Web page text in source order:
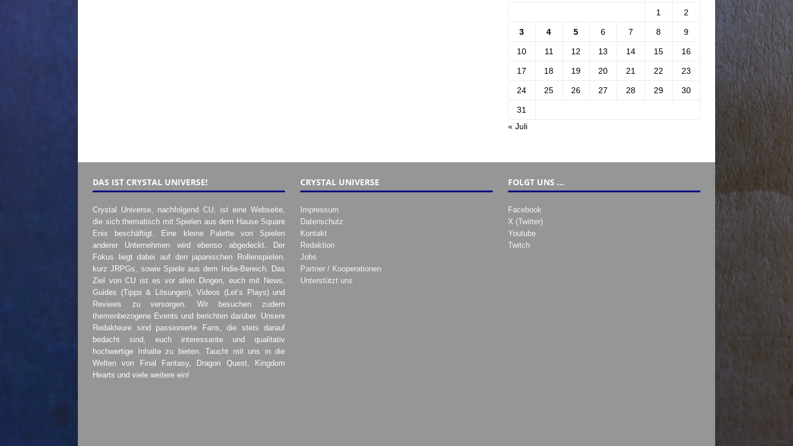
1 2
3 4 5 6 7 8 9
10 11 12 13 14 15 16
17 18 19 20 21 22 23
24 25 26 27 28 29 30
31
« Juli
DAS IST CRYSTAL UNIVERSE!
Crystal Universe, nachfolgend CU, ist eine Webseite,
die sich thematisch mit Spielen aus dem Hause Square
Enix beschäftigt. Eine kleine Palette von Spielen
anderer Unternehmen wird ebenso abgedeckt. Der
Fokus liegt dabei auf den japanischen Rollenspielen,
kurz JRPGs, sowie Spiele aus dem Indie-Bereich. Das
Ziel von CU ist es vor allen Dingen, euch mit News,
Guides (Tipps & Lösungen), Videos (Let’s Plays) und
Reviews zu versorgen. Wir besuchen zudem
themenbezogene Events und berichten darüber. Unsere
Redakteure sind passionierte Fans, die stets darauf
bedacht sind, euch interessante und qualitativ
hochwertige Inhalte zu bieten. Taucht mit uns in die
Welten von Final Fantasy, Dragon Quest, Kingdom
Hearts und viele weitere ein!
CRYSTAL UNIVERSE
Impressum
Datenschutz
Kontakt
Redaktion
Jobs
Partner / Kooperationen
Unterstützt uns
FOLGT UNS …
Facebook
X (Twitter)
Youtube
Twitch